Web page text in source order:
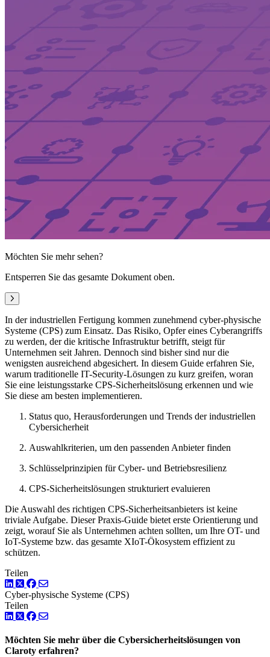
Möchten Sie mehr sehen?
Entsperren Sie das gesamte Dokument oben.
Nächste
In der industriellen Fertigung kommen zunehmend cyber-physische
Systeme (CPS) zum Einsatz. Das Risiko, Opfer eines Cyberangriffs
zu werden, der die kritische Infrastruktur betrifft, steigt für
Unternehmen seit Jahren. Dennoch sind bisher sind nur die
wenigsten ausreichend abgesichert. In diesem Guide erfahren Sie,
warum traditionelle IT-Security-Lösungen zu kurz greifen, woran
Sie eine leistungsstarke CPS-Sicherheitslösung erkennen und wie
Sie diese am besten implementieren.
Status quo, Herausforderungen und Trends der industriellen
Cybersicherheit
Auswahlkriterien, um den passenden Anbieter finden
Schlüsselprinzipien für Cyber- und Betriebsresilienz
CPS-Sicherheitslösungen strukturiert evaluieren
Die Auswahl des richtigen CPS-Sicherheitsanbieters ist keine
triviale Aufgabe. Dieser Praxis-Guide bietet erste Orientierung und
zeigt, worauf Sie als Unternehmen achten sollten, um Ihre OT- und
IoT-Systeme bzw. das gesamte XIoT-Ökosystem effizient zu
schützen.
Teilen
LinkedIn
TwitterFacebook
Cyber-physische Systeme (CPS)
Teilen
LinkedIn
TwitterFacebook
Möchten Sie mehr über die Cybersicherheitslösungen von
Claroty erfahren?